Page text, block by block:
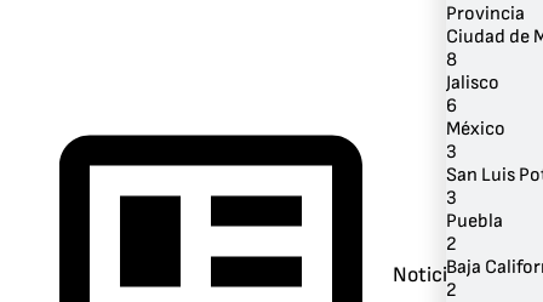
Noticias
Provincia
Ciudad de
8
Jalisco
6
México
3
San Luis
3
Puebla
2
Baja
2